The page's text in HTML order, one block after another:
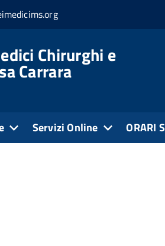
Chirurghi e
Carrara
Servizi Online ORARI